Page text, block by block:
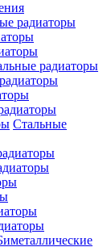
радиаторы
радиаторы
Стальные